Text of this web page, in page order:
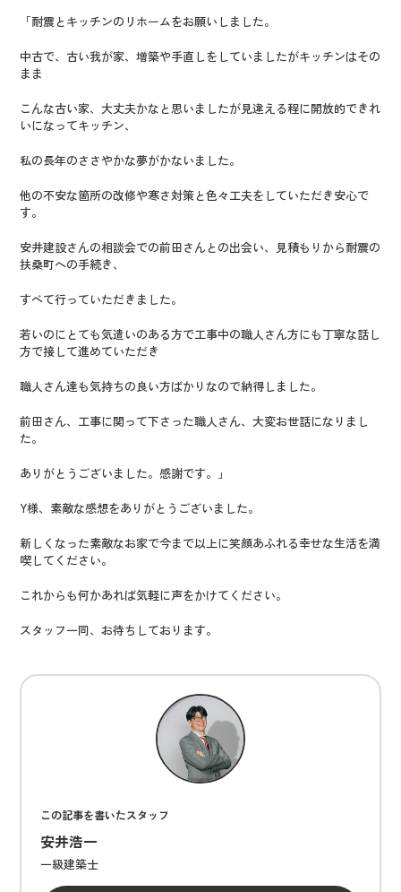
「耐震とキッチンのリホームをお願いしました。
中古で、古い我が家、増築や手直しをしていましたがキッチンはその
まま
こんな古い家、大丈夫かなと思いましたが見違える程に開放的できれ
いになってキッチン、
私の長年のささやかな夢がかないました。
他の不安な箇所の改修や寒さ対策と色々工夫をしていただき安心で
す。
安井建設さんの相談会での前田さんとの出会い、見積もりから耐震の
扶桑町への手続き、
すべて行っていただきました。
若いのにとても気遣いのある方で工事中の職人さん方にも丁寧な話し
方で接して進めていただき
職人さん達も気持ちの良い方ばかりなので納得しました。
前田さん、工事に関って下さった職人さん、大変お世話になりまし
た。
ありがとうございました。感謝です。」
Y様、素敵な感想をありがとうございました。
新しくなった素敵なお家で今まで以上に笑顔あふれる幸せな生活を満
喫してください。
これからも何かあれば気軽に声をかけてください。
スタッフ一同、お待ちしております。
この記事を書いたスタッフ
安井浩一
一級建築士